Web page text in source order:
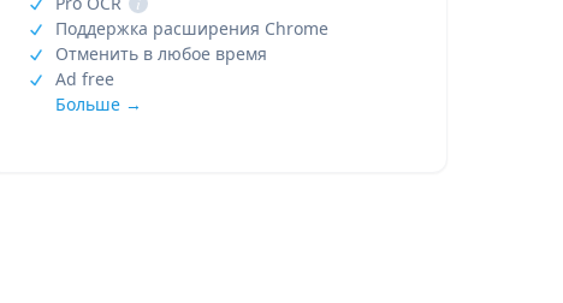
Поддержка расширения Chrome
Отменить в любое время
Ad free
Больше →